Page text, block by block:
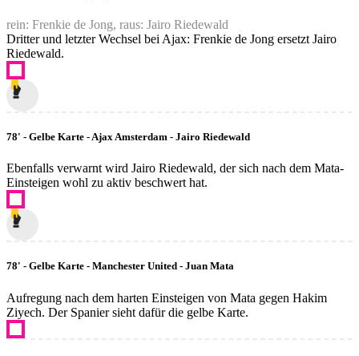
rein: Frenkie de Jong, raus: Jairo Riedewald
Dritter und letzter Wechsel bei Ajax: Frenkie de Jong ersetzt Jairo
Riedewald.
78' - Gelbe Karte - Ajax Amsterdam - Jairo Riedewald
Ebenfalls verwarnt wird Jairo Riedewald, der sich nach dem Mata-
Einsteigen wohl zu aktiv beschwert hat.
78' - Gelbe Karte - Manchester United - Juan Mata
Aufregung nach dem harten Einsteigen von Mata gegen Hakim
Ziyech. Der Spanier sieht dafür die gelbe Karte.